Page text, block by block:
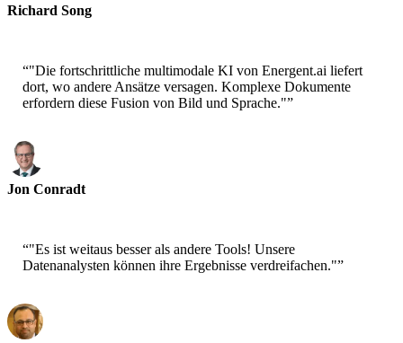
Richard Song
“"Die fortschrittliche multimodale KI von Energent.ai liefert
dort, wo andere Ansätze versagen. Komplexe Dokumente
erfordern diese Fusion von Bild und Sprache."”
Jon Conradt
“"Es ist weitaus besser als andere Tools! Unsere
Datenanalysten können ihre Ergebnisse verdreifachen."”